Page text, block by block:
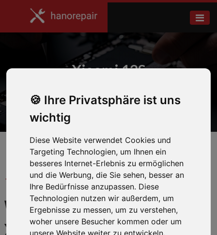
Ihre Privatsphäre ist uns
wichtig
Diese Website verwendet Cookies und
Targeting Technologien, um Ihnen ein
besseres Internet-Erlebnis zu ermöglichen
und die Werbung, die Sie sehen, besser an
Ihre Bedürfnisse anzupassen. Diese
Technologien nutzen wir außerdem, um
Ergebnisse zu messen, um zu verstehen,
woher unsere Besucher kommen oder um
Xiaomi 12S
Home Xiaomi
← Zurück zum Hersteller
WIR REPARIEREN IHR
XIAOMI 12S